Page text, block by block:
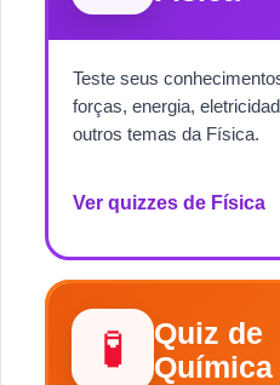
Teste seus
forças, energia,
outros temas da Física.
Ver quizzes de Física
🧪
Quiz de
Química